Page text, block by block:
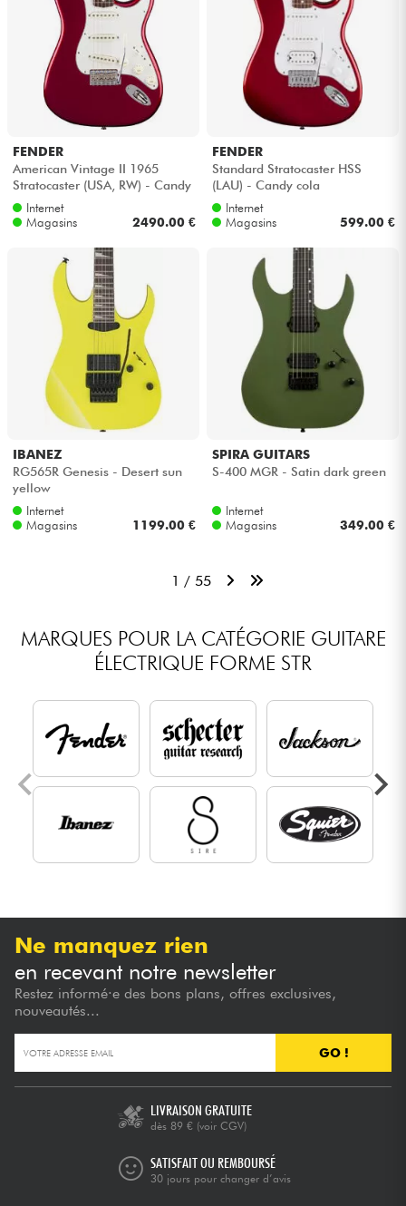
FENDER
American Vintage II 1965
Stratocaster (USA, RW) - Candy
apple red
Internet
Magasins
2490.00 €
FENDER
Standard Stratocaster HSS
(LAU) - Candy cola
Internet
Magasins
599.00 €
IBANEZ
RG565R Genesis - Desert sun
yellow
Internet
Magasins
1199.00 €
SPIRA GUITARS
S-400 MGR - Satin dark green
Internet
Magasins
349.00 €
1 / 55
MARQUES POUR LA CATÉGORIE GUITARE
ÉLECTRIQUE FORME STR
Ne manquez rien
en recevant notre newsletter
Restez informé·e des bons plans, offres exclusives,
nouveautés...
GO !
LIVRAISON GRATUITE
dès 89 € (voir CGV)
SATISFAIT OU REMBOURSÉ
30 jours pour changer d’avis